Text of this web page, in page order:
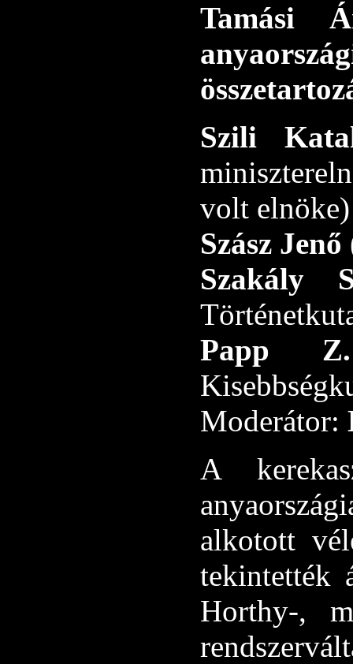
Tamási
Szili
volt elnöke)
Szász Jenő
Szakály
Papp
Moderátor:
A
alkotott
tekintették
Horthy-,